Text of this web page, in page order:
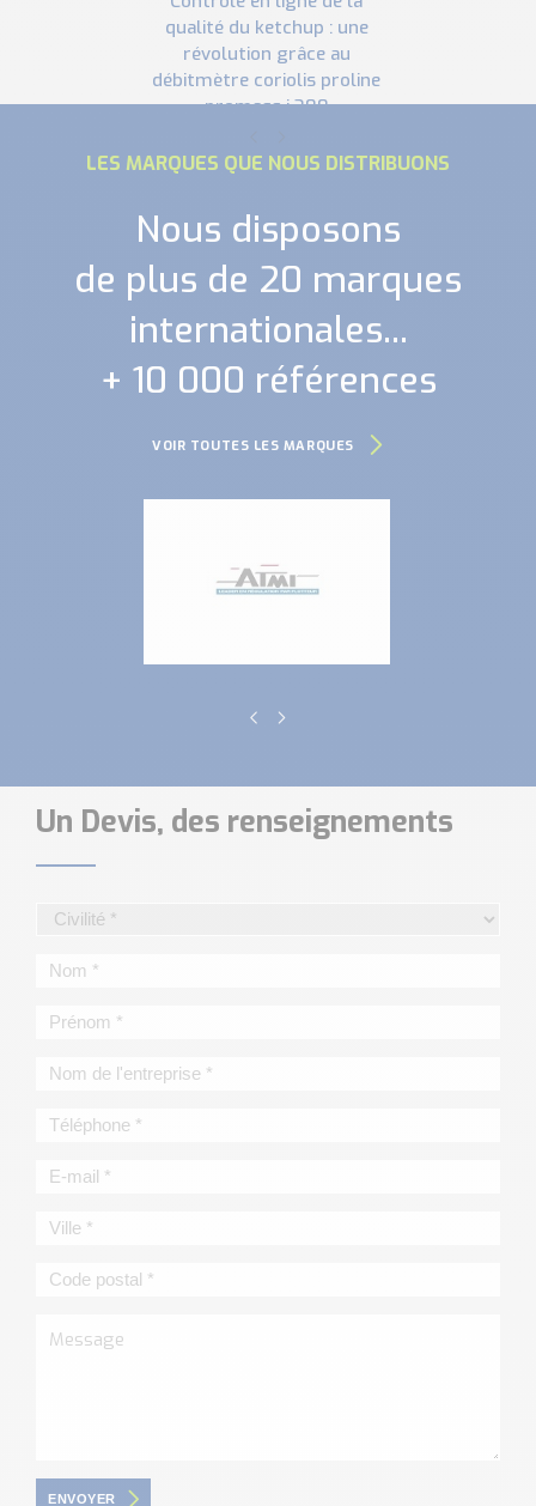
qualité du ketchup : une
révolution grâce au
débitmètre coriolis proline
promass i 300
LES MARQUES QUE NOUS DISTRIBUONS
Nous disposons
de plus de 20 marques
internationales...
+ 10 000 références
VOIR TOUTES LES MARQUES
Un Devis, des renseignements
ENVOYER